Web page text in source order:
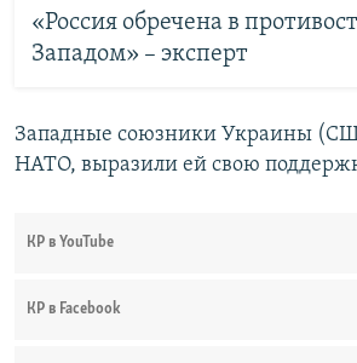
«Россия обречена в
Западом» – эксперт
Западные союзники Украины
НАТО, выразили ей свою
КР в YouTube
КР в Facebook